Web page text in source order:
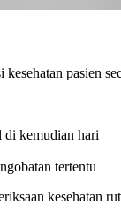
pasien
kemudian hari
tertentu
kesehatan